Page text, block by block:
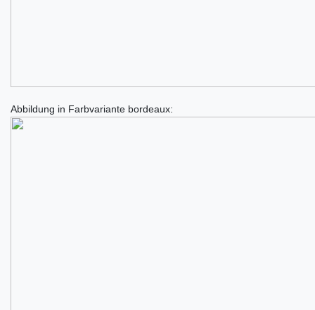
Abbildung in Farbvariante bordeaux: